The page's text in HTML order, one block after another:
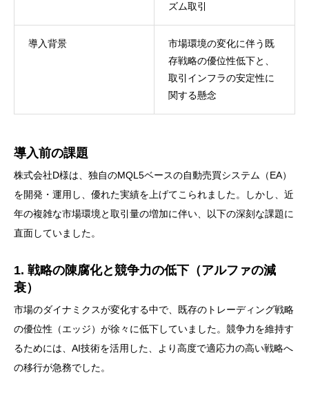
ズム取引
導入背景
市場環境の変化に伴う既
存戦略の優位性低下と、
取引インフラの安定性に
関する懸念
導入前の課題
株式会社D様は、独自のMQL5ベースの自動売買システム（EA）
を開発・運用し、優れた実績を上げてこられました。しかし、近
年の複雑な市場環境と取引量の増加に伴い、以下の深刻な課題に
直面していました。
1. 戦略の陳腐化と競争力の低下（アルファの減
衰）
市場のダイナミクスが変化する中で、既存のトレーディング戦略
の優位性（エッジ）が徐々に低下していました。競争力を維持す
るためには、AI技術を活用した、より高度で適応力の高い戦略へ
の移行が急務でした。